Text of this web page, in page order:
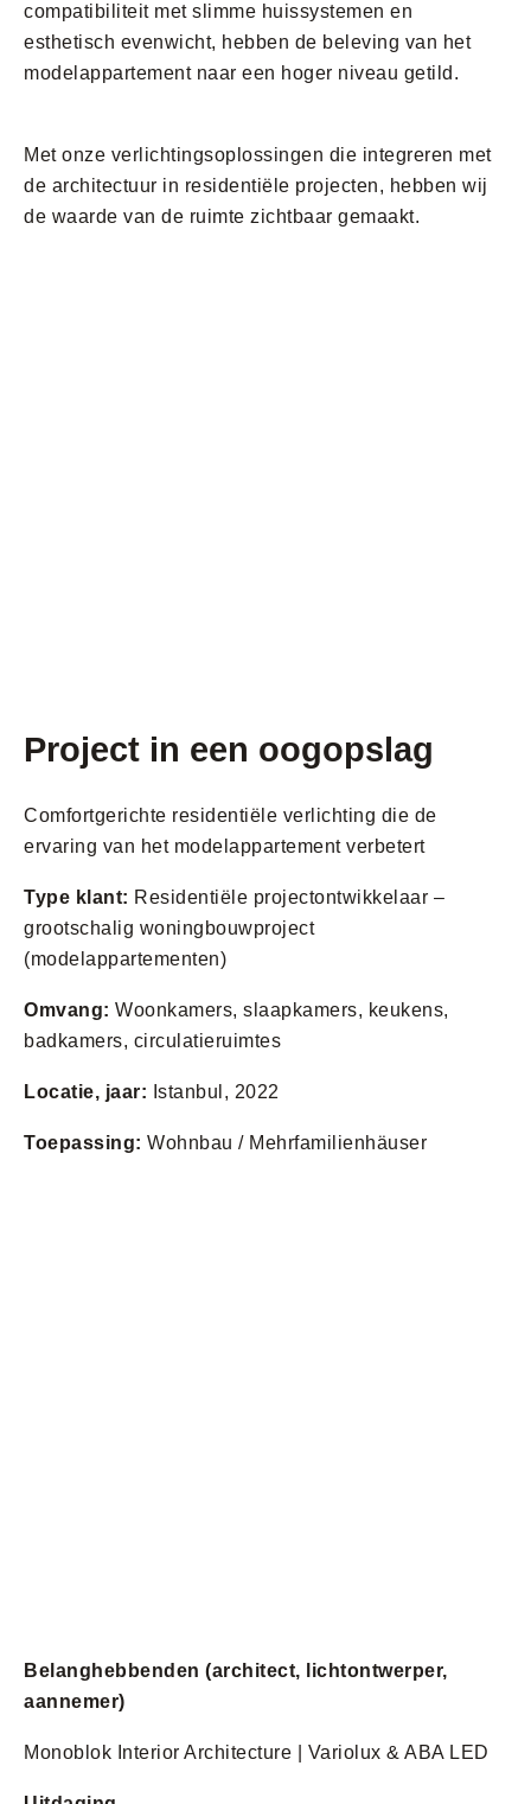
compatibiliteit met slimme huissystemen en
esthetisch evenwicht, hebben de beleving van het
modelappartement naar een hoger niveau getild.
Met onze verlichtingsoplossingen die integreren met
de architectuur in residentiële projecten, hebben wij
de waarde van de ruimte zichtbaar gemaakt.
Project in een oogopslag
Comfortgerichte residentiële verlichting die de
ervaring van het modelappartement verbetert
Type klant: Residentiële projectontwikkelaar –
grootschalig woningbouwproject
(modelappartementen)
Omvang: Woonkamers, slaapkamers, keukens,
badkamers, circulatieruimtes
Locatie, jaar: Istanbul, 2022
Toepassing: Wohnbau / Mehrfamilienhäuser
Belanghebbenden (architect, lichtontwerper,
aannemer)
Monoblok Interior Architecture | Variolux & ABA LED